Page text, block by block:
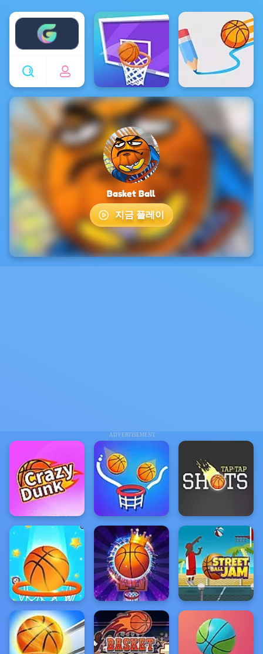
Enjoy4fun
ADVERTISEMENT
Basket Ball
지금 플레이